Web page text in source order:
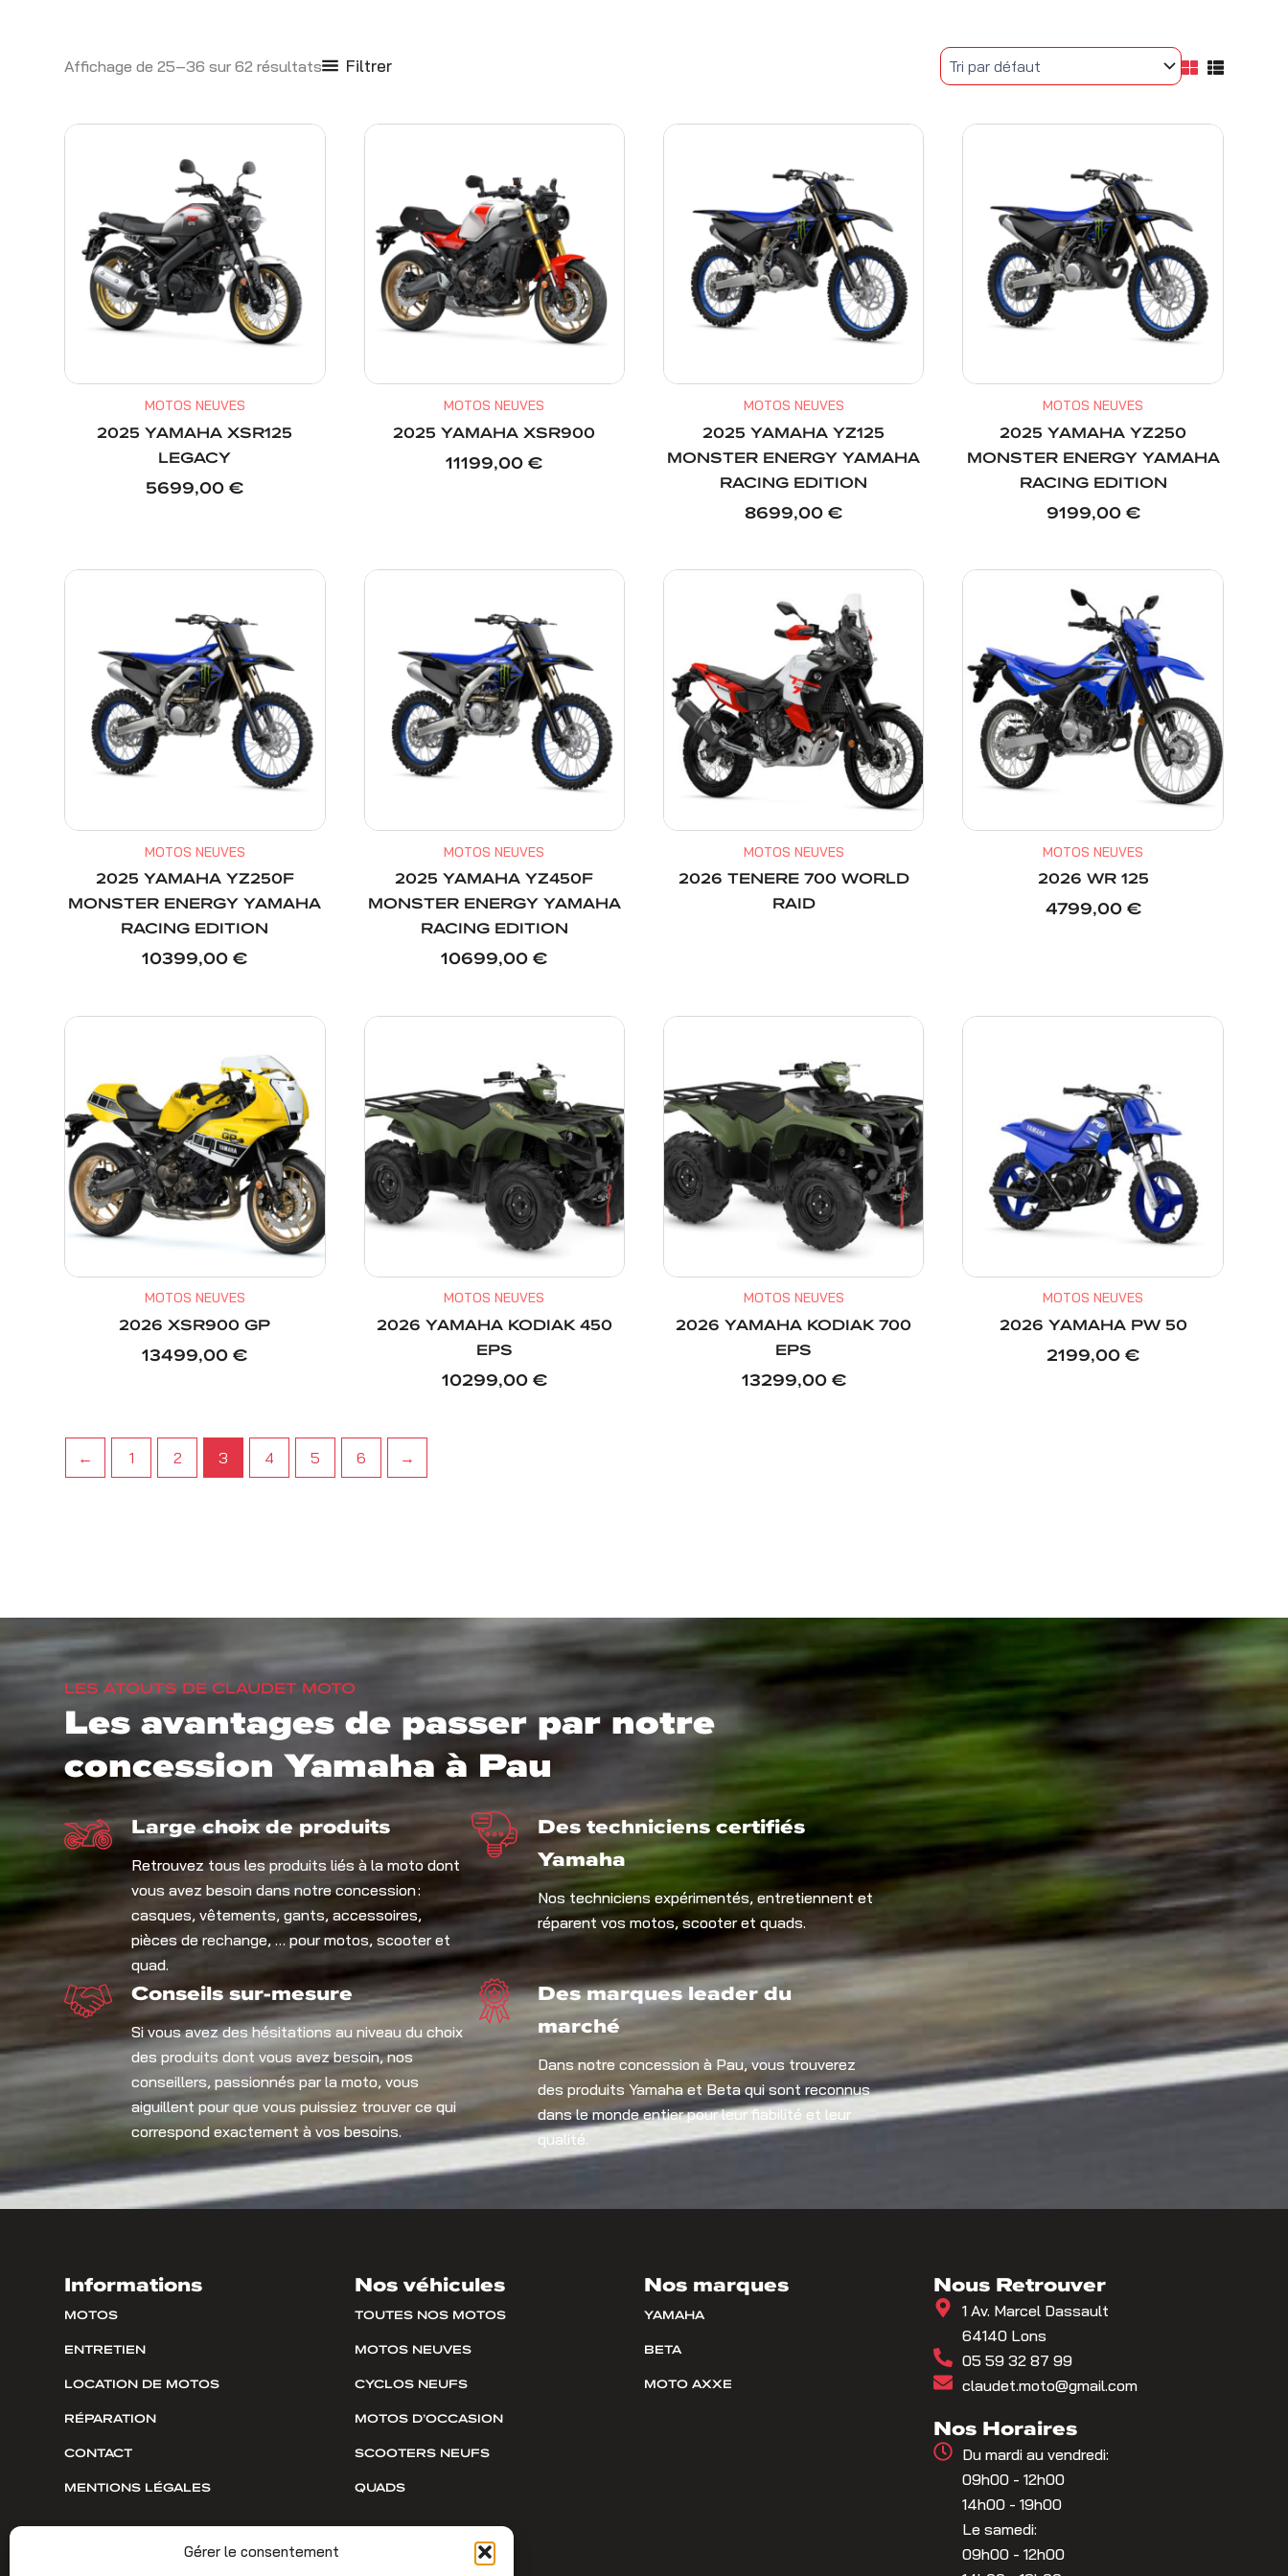
Gérer le consentement
Affichage de 25–36 sur 62 résultats Filtrer
MOTOS NEUVES
2025 YAMAHA XSR125
LEGACY
5699,00€
MOTOS NEUVES
2025 YAMAHA XSR900
11199,00€
MOTOS NEUVES
2025 YAMAHA YZ125
MONSTER ENERGY YAMAHA
RACING EDITION
8699,00€
MOTOS NEUVES
2025 YAMAHA YZ250
MONSTER ENERGY YAMAHA
RACING EDITION
9199,00€
MOTOS NEUVES
2025 YAMAHA YZ250F
MONSTER ENERGY YAMAHA
RACING EDITION
10399,00€
MOTOS NEUVES
2025 YAMAHA YZ450F
MONSTER ENERGY YAMAHA
RACING EDITION
10699,00€
MOTOS NEUVES
2026 TENERE 700 WORLD
RAID
MOTOS NEUVES
2026 WR 125
4799,00€
MOTOS NEUVES
2026 XSR900 GP
13499,00€
MOTOS NEUVES
2026 YAMAHA KODIAK 450
EPS
10299,00€
MOTOS NEUVES
2026 YAMAHA KODIAK 700
EPS
13299,00€
MOTOS NEUVES
2026 YAMAHA PW 50
2199,00€
← 1 2 3 4 5 6 →
LES ATOUTS DE CLAUDET MOTO
Les avantages de passer par notre
concession Yamaha à Pau
Large choix de produits
Retrouvez tous les produits liés à la moto dont
vous avez besoin dans notre concession :
casques, vêtements, gants, accessoires,
pièces de rechange, … pour motos, scooter et
quad.
Des techniciens certifiés
Yamaha
Nos techniciens expérimentés, entretiennent et
réparent vos motos, scooter et quads.
Conseils sur-mesure
Si vous avez des hésitations au niveau du choix
des produits dont vous avez besoin, nos
conseillers, passionnés par la moto, vous
aiguillent pour que vous puissiez trouver ce qui
correspond exactement à vos besoins.
Des marques leader du
marché
Dans notre concession à Pau, vous trouverez
des produits Yamaha et Beta qui sont reconnus
dans le monde entier pour leur fiabilité et leur
qualité.
Informations
MOTOS
ENTRETIEN
LOCATION DE MOTOS
RÉPARATION
CONTACT
MENTIONS LÉGALES
Nos véhicules
TOUTES NOS MOTOS
MOTOS NEUVES
CYCLOS NEUFS
MOTOS D’OCCASION
SCOOTERS NEUFS
QUADS
Nos marques
YAMAHA
BETA
MOTO AXXE
Nous Retrouver
1 Av. Marcel Dassault
64140 Lons
05 59 32 87 99
claudet.moto@gmail.com
Nos Horaires
Du mardi au vendredi:
09h00 - 12h00
14h00 - 19h00
Le samedi:
09h00 - 12h00